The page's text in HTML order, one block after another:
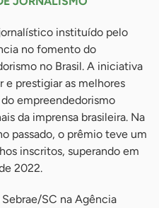
instituído pelo
no fomento do
no Brasil. A iniciativa
prestigiar as melhores
empreendedorismo
da imprensa brasileira. Na
passado, o prêmio teve um
inscritos, superando em
2022.
SC na Agência